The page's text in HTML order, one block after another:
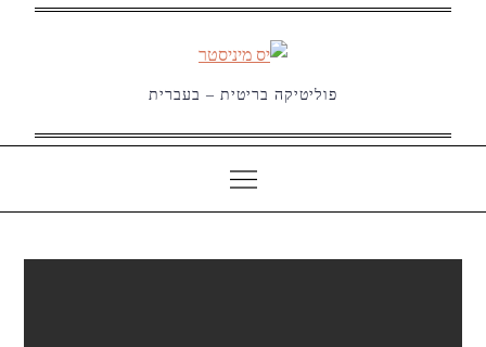
פוליטיקה בריטית – בעברית